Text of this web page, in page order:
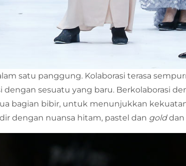
satu panggung. Kolaborasi terasa
sesuatu yang baru. Berkolaborasi
bagian bibir, untuk menunjukkan
dengan nuansa hitam, pastel dan gold